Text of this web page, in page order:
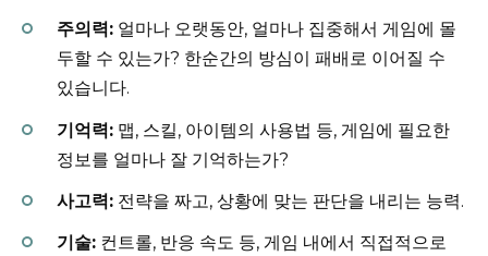
주의력: 얼마나 오랫동안, 얼마나 집중해서 게임에 몰
두할 수 있는가? 한순간의 방심이 패배로 이어질 수
있습니다.
기억력: 맵, 스킬, 아이템의 사용법 등, 게임에 필요한
정보를 얼마나 잘 기억하는가?
사고력: 전략을 짜고, 상황에 맞는 판단을 내리는 능력.
기술: 컨트롤, 반응 속도 등, 게임 내에서 직접적으로